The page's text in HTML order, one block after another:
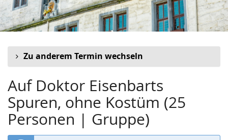
Zu anderem Termin wechseln
Auf Doktor Eisenbarts
Spuren, ohne Kostüm (25
Personen | Gruppe)